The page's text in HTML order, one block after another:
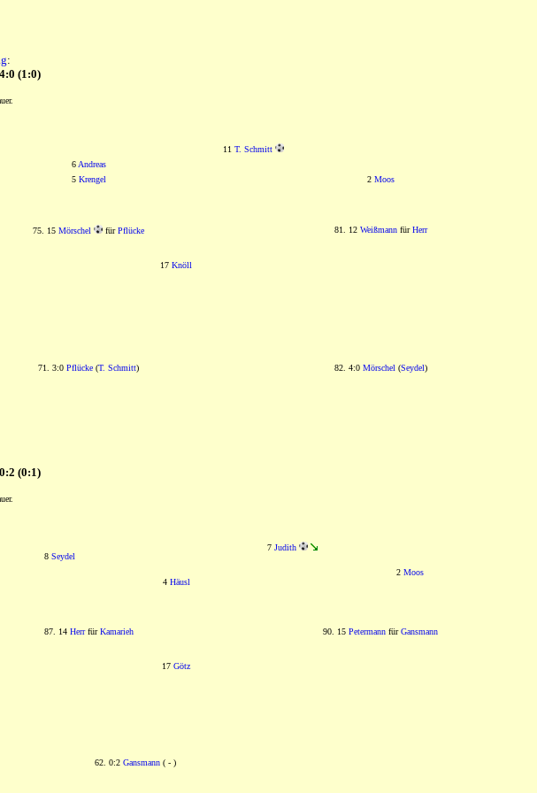
:
4:0 (1:0)
11 T. Schmitt
6 Andreas
5 Krengel 2 Moos
75. 15 Mörschel fürPflücke 81. 12 WeißmannfürHerr
17 Knöll
71. 3:0 Pflücke (T. Schmitt) 82. 4:0 Mörschel (Seydel)
(0:1)
8 Seydel
7 Judith
4 Häusl
2 Moos
87. 14 HerrfürKamarieh 90. 15 Petermann fürGansmann
17 Götz
62. 0:2 Gansmann( - )